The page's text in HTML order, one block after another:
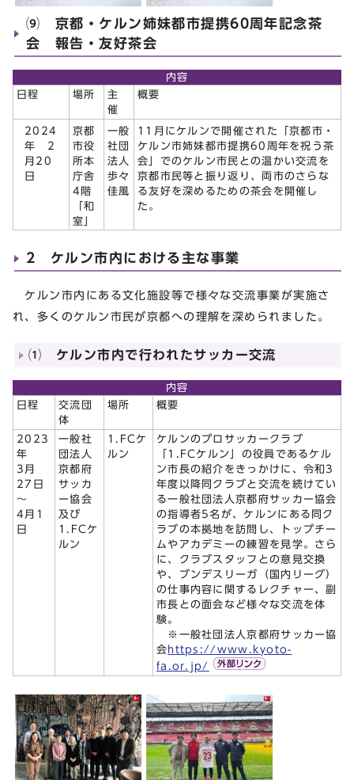
⑼ 京都・ケルン姉妹都市提携60周年記念茶
会 報告・友好茶会
内容
日程
場所
主
催
概要
2024
年 2
月20
日
京都
市役
所本
庁舎
4階
「和
室」
一般
社団
法人
歩々
佳風
11月にケルンで開催された「京都市・
ケルン市姉妹都市提携60周年を祝う茶
会」でのケルン市民との温かい交流を
京都市民等と振り返り、両市のさらな
る友好を深めるための茶会を開催し
た。
2 ケルン市内における主な事業
ケルン市内にある文化施設等で様々な交流事業が実施さ
れ、多くのケルン市民が京都への理解を深められました。
⑴ ケルン市内で行われたサッカー交流
内容
日程
交流団
体
場所 概要
2023
年
3月
27日
～
4月1
日
一般社
団法人
京都府
サッカ
ー協会
及び
1.FCケ
ルン
1.FCケ
ルン
ケルンのプロサッカークラブ
「1.FCケルン」の役員であるケル
ン市長の紹介をきっかけに、令和3
年度以降同クラブと交流を続けてい
る一般社団法人京都府サッカー協会
の指導者5名が、ケルンにある同ク
ラブの本拠地を訪問し、トップチー
ムやアカデミーの練習を見学。さら
に、クラブスタッフとの意見交換
や、ブンデスリーガ（国内リーグ）
の仕事内容に関するレクチャー、副
市長との面会など様々な交流を体
験。
※一般社団法人京都府サッカー協
会 https://www.kyoto-
fa.or.jp/